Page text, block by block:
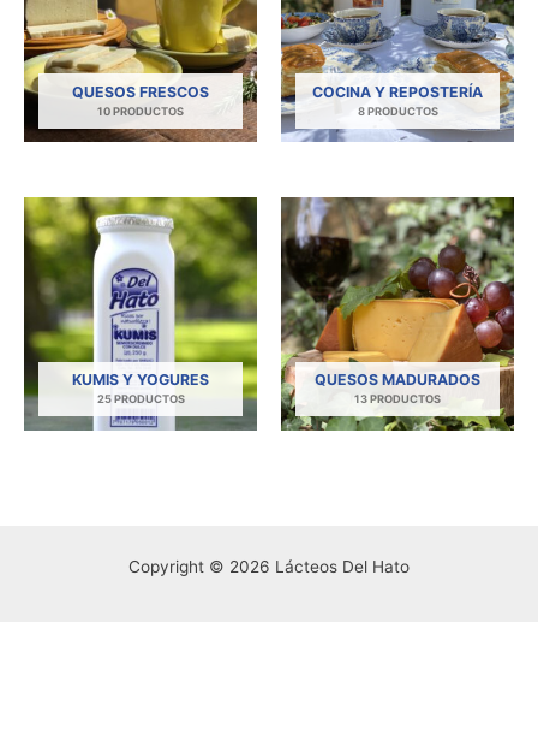
QUESOS FRESCOS
10 PRODUCTOS
COCINA Y REPOSTERÍA
8 PRODUCTOS
KUMIS Y YOGURES
25 PRODUCTOS
QUESOS MADURADOS
13 PRODUCTOS
Copyright © 2026 Lácteos Del Hato